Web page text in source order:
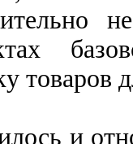
товаров
и